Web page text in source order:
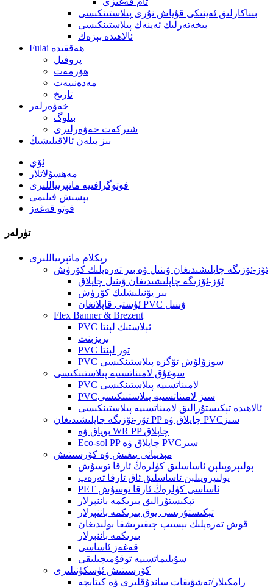
بىناكارلىق ئەينىكى قۇياش نۇرى پىلاستىنكىسى
بىخەتەرلىك ئەينەك پىلاستىنكىسى
ئالاھىدە بېزەك
Fulai ھەققىدە
پروفىل
ھۆرمەت
مەدەنىيەت
تارىخ
خەۋەرلەر
بىلوگ
شىركەت خەۋەرلىرى
بىز بىلەن ئالاقىلىشىڭ
ئۆي
مەھسۇلاتلار
فوتوگرافىيە ماتېرىياللىرى
بېسىش فىلىمى
فوتو قەغەز
تۈرلەر
رېكلام ماتېرىياللىرى
ئۆز-ئۆزىگە چاپلىشىدىغان ۋىنىل ۋە بىر تەرەپلىك كۆرۈش
ئۆز-ئۆزىگە چاپلىشىدىغان ۋىنىل چاپلاق
بىر يۆنىلىشلىك كۆرۈش
ئۈستى قاپلانغان PVC ۋىنىل
Flex Banner & Brezent
PVC ئېلاستىك لېنتا
برېزېنت
PVC تور لېنتا
PVC سوزۇلۇش ئۆگزە پىلاستىنكىسى
سوغۇق لامىناتسىيە پىلاستىنكىسى
PVC لامىناتسىيە پىلاستىنكىسى
PVCسىز لامىناتسىيە پىلاستىنكىسى
ئالاھىدە تېكىستۇرالىق لامىناتسىيە پىلاستىنكىسى
ئۆز-ئۆزىگە چاپلىشىدىغان PP چاپلاق ۋە PVCسىز
بوياق ۋە WR PP چاپلاق
Eco-sol PP چاپلاق ۋە PVCسىز
مېدىيانى يىغىش ۋە كۆرسىتىش
پولىپروپىلېن ئاساسلىق كۈلرەڭ ئارقا توسۇش
پولىپروپىلېن ئاساسلىق ئاق ئارقا تەرەپ
PET ئاساسى كۈلرەڭ ئارقا توسۇش
تېكىستۇرالىق بىرىكمە باننېرلار
تېكىستۇرىسى يوق بىرىكمە باننېرلار
قوش تەرەپلىك بېسىپ چىقىرىشقا بولىدىغان
بىرىكمە باننېرلار
قەغەز ئاساسى
سۇبلىماتسىيە توقۇمىچىلىقى
كۆرسىتىش ئۈسكۈنىلىرى
رامكىلار/تەشۋىقات ساندۇقلىرى ۋە كىتابچە